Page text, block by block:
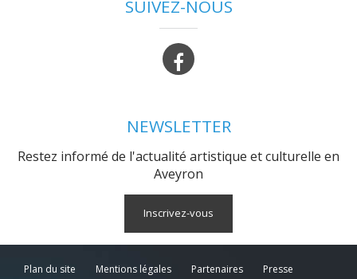
SUIVEZ-NOUS
NEWSLETTER
Restez informé de l'actualité artistique et culturelle en
Aveyron
Inscrivez-vous
Plan du site Mentions légales Partenaires Presse